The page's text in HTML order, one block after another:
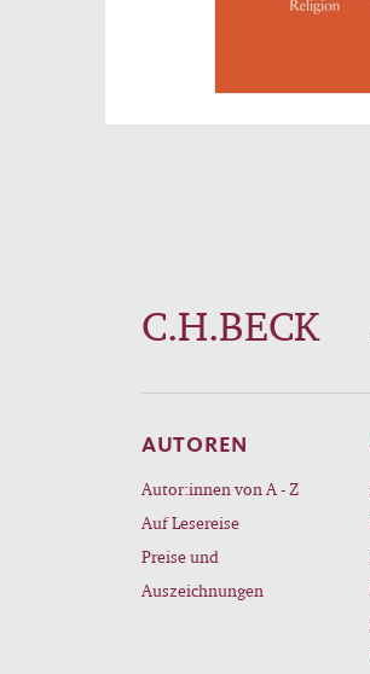
C.H.BECK
AUTOREN
Autor:innen von A - Z
Auf Lesereise
Preise und
Auszeichnungen